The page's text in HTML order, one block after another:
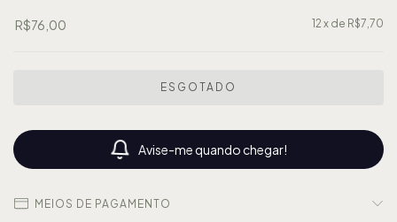
R$76,00 12 x de R$7,70
Avise-me quando chegar!
MEIOS DE PAGAMENTO